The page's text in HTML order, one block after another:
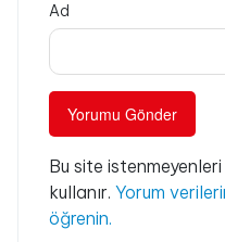
Ad
Bu site
kullanır. Yorum
öğrenin.